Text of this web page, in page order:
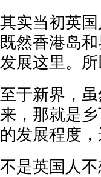
其实当初英
既然香港岛
发展这里。所
至于新界，
来，那就是
的发展程度
不是英国人